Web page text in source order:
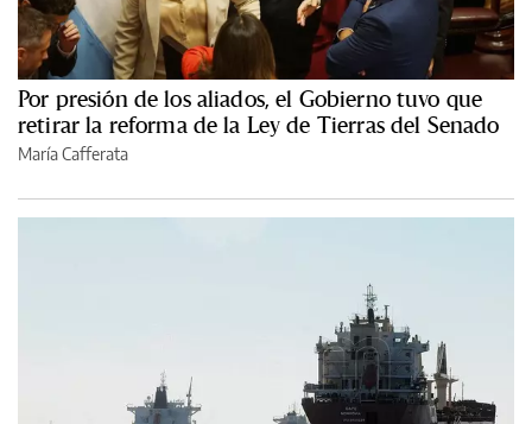
Por presión de los aliados, el Gobierno tuvo que
retirar la reforma de la Ley de Tierras del Senado
María Cafferata